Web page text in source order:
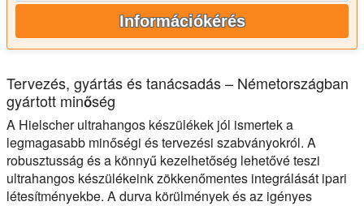
Információkérés
Tervezés, gyártás és tanácsadás – Németországban
gyártott minőség
A Hielscher ultrahangos készülékek jól ismertek a
legmagasabb minőségi és tervezési szabványokról. A
robusztusság és a könnyű kezelhetőség lehetővé teszi
ultrahangos készülékeink zökkenőmentes integrálását ipari
létesítményekbe. A durva körülmények és az igényes